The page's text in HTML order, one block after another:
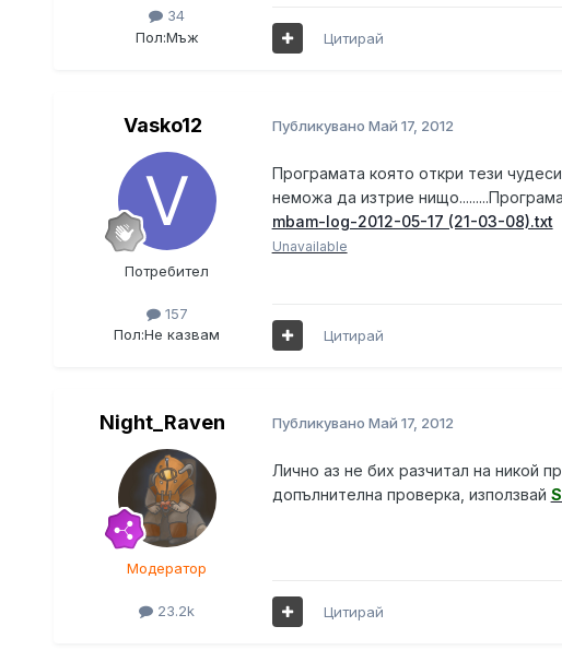
34
Пол:Мъж Цитирай
Vasko12
Потребител
157
Пол:Не казвам
Публикувано Май 17, 2012
Програмата която откри тези
неможа да изтрие
mbam-log-2012-05-17 (21-03-08).txt
Unavailable
Цитирай
Night_Raven
Модератор
23.2k
Публикувано Май 17, 2012
Лично аз не бих разчитал на никой
допълнителна проверка, използвай
Цитирай